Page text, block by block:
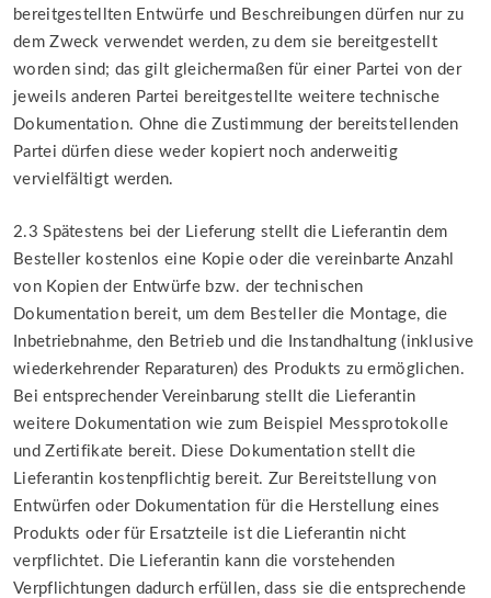
bereitgestellten Entwürfe und Beschreibungen dürfen nur zu
dem Zweck verwendet werden, zu dem sie bereitgestellt
worden sind; das gilt gleichermaßen für einer Partei von der
jeweils anderen Partei bereitgestellte weitere technische
Dokumentation. Ohne die Zustimmung der bereitstellenden
Partei dürfen diese weder kopiert noch anderweitig
vervielfältigt werden.
2.3 Spätestens bei der Lieferung stellt die Lieferantin dem
Besteller kostenlos eine Kopie oder die vereinbarte Anzahl
von Kopien der Entwürfe bzw. der technischen
Dokumentation bereit, um dem Besteller die Montage, die
Inbetriebnahme, den Betrieb und die Instandhaltung (inklusive
wiederkehrender Reparaturen) des Produkts zu ermöglichen.
Bei entsprechender Vereinbarung stellt die Lieferantin
weitere Dokumentation wie zum Beispiel Messprotokolle
und Zertifikate bereit. Diese Dokumentation stellt die
Lieferantin kostenpflichtig bereit. Zur Bereitstellung von
Entwürfen oder Dokumentation für die Herstellung eines
Produkts oder für Ersatzteile ist die Lieferantin nicht
verpflichtet. Die Lieferantin kann die vorstehenden
Verpflichtungen dadurch erfüllen, dass sie die entsprechende